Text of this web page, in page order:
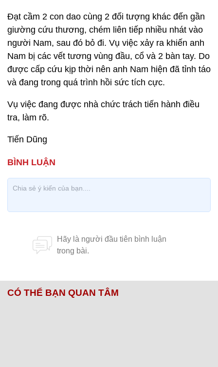
Đạt cầm 2 con dao cùng 2 đối tượng khác đến gần
giường cứu thương, chém liên tiếp nhiều nhát vào
người Nam, sau đó bỏ đi. Vụ việc xảy ra khiến anh
Nam bị các vết tương vùng đầu, cổ và 2 bàn tay. Do
được cấp cứu kịp thời nên anh Nam hiện đã tỉnh táo
và đang trong quá trình hồi sức tích cực.
Vụ việc đang được nhà chức trách tiến hành điều
tra, làm rõ.
Tiến Dũng
CÓ THỂ BẠN QUAN TÂM